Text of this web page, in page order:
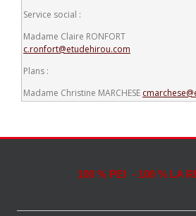
Service social :
Madame Claire RONFORT
c.ronfort@etudehirou.com
Plans :
Madame Christine MARCHESE
100 % PEI - 100 % LA